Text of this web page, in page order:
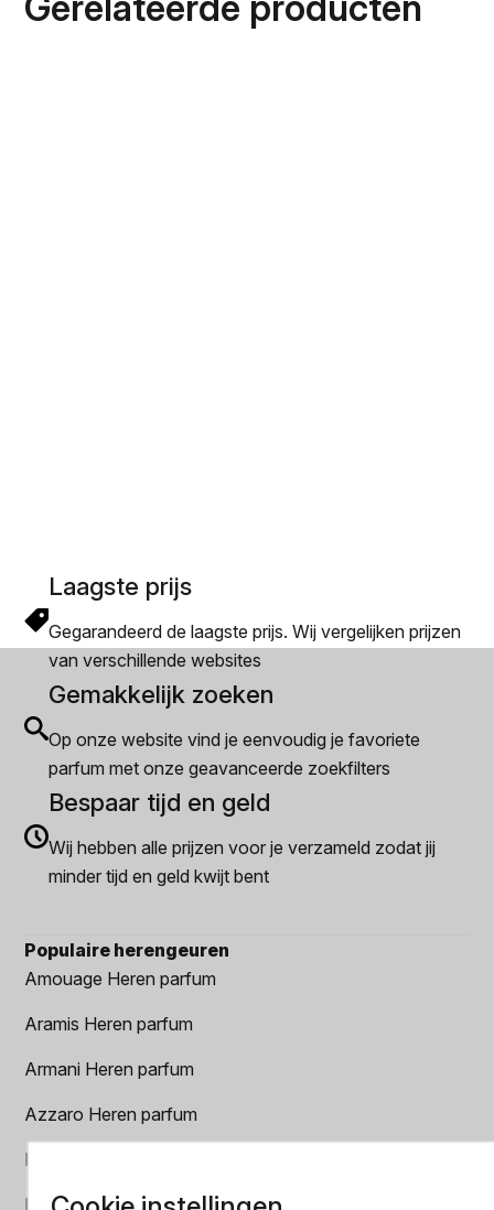
Laagste prijs
Gegarandeerd de laagste prijs. Wij vergelijken prijzen
van verschillende websites
Gemakkelijk zoeken
Op onze website vind je eenvoudig je favoriete
parfum met onze geavanceerde zoekfilters
Bespaar tijd en geld
Wij hebben alle prijzen voor je verzameld zodat jij
minder tijd en geld kwijt bent
Populaire herengeuren
Amouage Heren parfum
Aramis Heren parfum
Armani Heren parfum
Azzaro Heren parfum
BALR. Heren parfum
BVLGARI Heren parfum